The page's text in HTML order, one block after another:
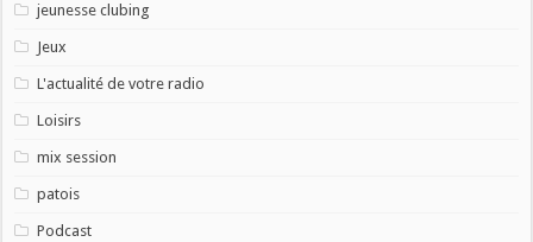
jeunesse clubing
Jeux
L'actualité de votre radio
Loisirs
mix session
patois
Podcast